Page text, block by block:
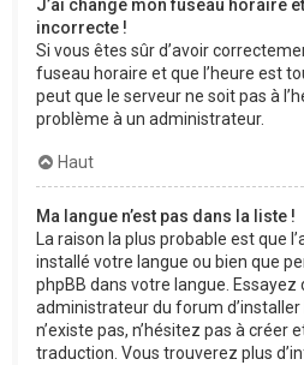
J’ai changé mon fuseau horaire
incorrecte !
Si vous êtes sûr d’avoir
fuseau horaire et que l’heure est
peut que le serveur ne soit pas à
problème à un administrateur.
Haut
Ma langue n’est pas dans la liste !
La raison la plus probable est que
installé votre langue ou bien que
phpBB dans votre langue. Essayez
administrateur du forum d’installer
n’existe pas, n’hésitez pas à créer
traduction. Vous trouverez plus